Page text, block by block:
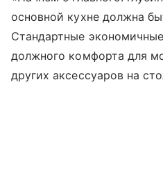
основной кухне должна
Стандартные
должного комфорта для
других аксессуаров на